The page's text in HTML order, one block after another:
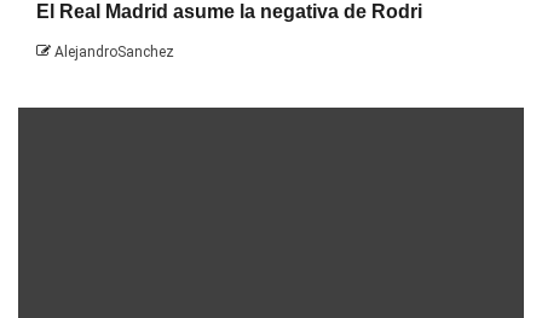
El Real Madrid asume la negativa de Rodri
AlejandroSanchez